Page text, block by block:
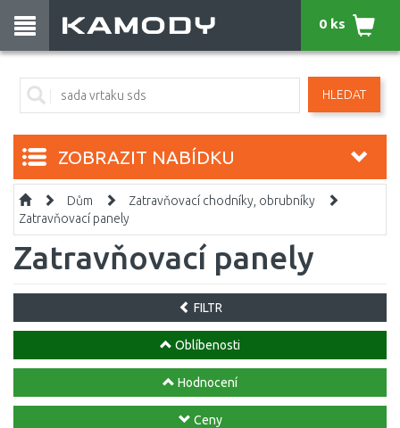
HLEDAT
0 ks
ZOBRAZIT NABÍDKU
Dům
Zatravňovací chodníky, obrubníky
Zatravňovací panely
Zatravňovací panely
FILTR
Oblíbenosti
Hodnocení
Ceny